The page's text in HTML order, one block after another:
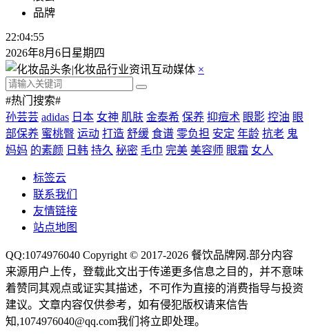
品牌
22:04:57
2026年8月6日星期四
×
#热门搜索#
孙芸芸 adidas 日本 女神 肌肤 金泰希 保养 抑痘术 眼影 控油 眼
部保养 蜜桃臀 运动 打造 舒缓 食谱 零负担 安定 年龄 抗老 鬼
妈妈 的素颜 日韩 持久 秘密 毛巾 完美 美容师 眼霜 女人
标签云
联系我们
友情链接
站点地图
QQ:1074976040 Copyright © 2017-2026 餐饮品牌网 .部分内容
来源用户上传，登载此文出于传递更多信息之目的，并不意味
着赞同其观点或证实其描述，不可作为直接的消费指导与投资
建议。文章内容仅供参考，如有侵犯版权请来信告
知,1074976040@qq.com我们将立即处理。